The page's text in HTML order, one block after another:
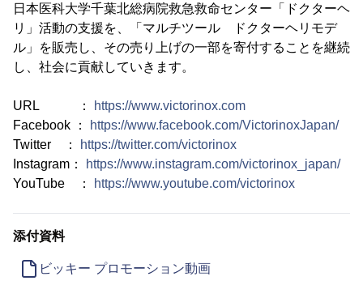
日本医科大学千葉北総病院救急救命センター「ドクターヘ
リ」活動の支援を、「マルチツール ドクターヘリモデ
ル」を販売し、その売り上げの一部を寄付することを継続
し、社会に貢献していきます。
URL ：
https://www.victorinox.com
Facebook ：
https://www.facebook.com/VictorinoxJapan/
Twitter ：
https://twitter.com/victorinox
Instagram：
https://www.instagram.com/victorinox_japan/
YouTube ：
https://www.youtube.com/victorinox
添付資料
ビッキー プロモーション動画